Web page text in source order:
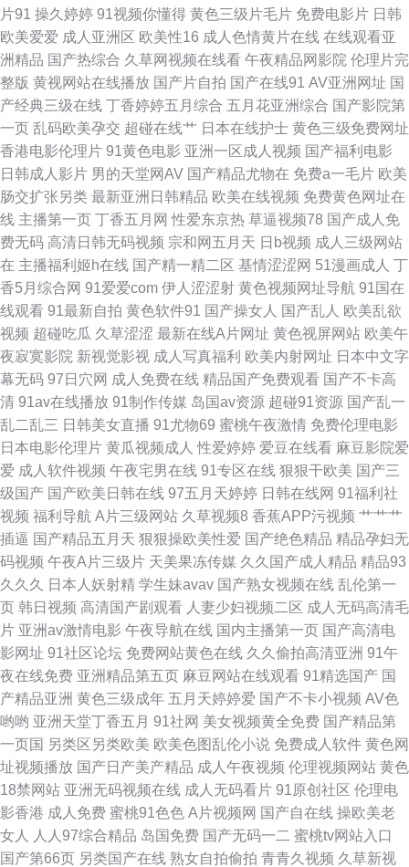
视频逼网站 青娱乐自拍 91少妇黑丝 麻豆精品视频专区 91黄色官网入口 日韩
成人一卡 操熟女视频 亚洲91福利 五月天狠狠干 91大神图片 久久五月天 91
次元西瓜 黄色性爱理论在线观看 蜜臀导航色 91挑色网站观看 一本道大香蕉
伊人5 青青草热 91熟妇视频 日韩丝袜OL 91破解版片 国产性爱在线不卡影院
91原创大神 日韩性爱全网址 成人福利午夜无码 五月桃花网一道本 www国产
精品久久 五月婷婷基地 91视频登陆 av福利入口 欧美性交91在线观看 男人
天堂狠狠 精品福利在线导航 91蜜桃网在线观看 色片APP 久热久热 91黃金網
站 欧美日韩中文字幕 91视频足交 欧美日韩一区二区无码 91艳情 五月天丁香
社区 黄色av五月天性爱 91黄色视频偷拍 免费国产一级αv片 色色甜甜啊啊网
91九色精品女同系列 色九九日本无码 www黑丝av 91国产丝袜老师 人人爽
人人妻69 91学生妹 微拍福利导航 久草手机福利视频 91国产下载 欧美日韩
国产成人综合 91网址在线 婷婷蜜桃久久伊人 韩国成人网址导航 欧美视频
123 日韩另类三区 wwwav不卡电影 五月婷婷影院 大香蕉精超碰 亚洲国产欧
美日韩 九九热久久精品 92恋足园 91夫妻交换论坛 国产一区二区人妻精 91
艹嫂子视频播放 AV蜜桃久久 欧美洲精品久久 91精品国产孕妇 人人超碰69
俺去也官网 国产精品一区二区三 亚洲日韩一二区 91玉足丝袜脚 久久肏屄视
频呢 少妇91网站 91豆花成人视频 91在线产视频
片91 操久婷婷 91视频你懂得 黄色三级片毛片 免费电影片 日韩
欧美爱爱 成人亚洲区 欧美性16 成人色情黄片在线 在线观看亚
洲精品 国产热综合 久草网视频在线看 午夜精品网影院 伦理片完
整版 黄视网站在线播放 国产片自拍 国产在线91 AV亚洲网址 国
产经典三级在线 丁香婷婷五月综合 五月花亚洲综合 国产影院第
一页 乱码欧美孕交 超碰在线艹 日本在线护士 黄色三级免费网址
香港电影伦理片 91黄色电影 亚洲一区成人视频 国产福利电影
日韩成人影片 男的天堂网AV 国产精品尤物在 免费a一毛片 欧美
肠交扩张另类 最新亚洲日韩精品 欧美在线视频 免费黄色网址在
线 主播第一页 丁香五月网 性爱东京热 草逼视频78 国产成人免
费无码 高清日韩无码视频 宗和网五月天 日b视频 成人三级网站
在 主播福利姬h在线 国产精一精二区 基情涩涩网 51漫画成人 丁
香5月综合网 91爱爱com 伊人涩涩射 黄色视频网址导航 91国在
线观看 91最新自拍 黄色软件91 国产操女人 国产乱人 欧美乱欲
视频 超碰吃瓜 久草涩涩 最新在线A片网址 黄色视屏网站 欧美午
夜寂寞影院 新视觉影视 成人写真福利 欧美内射网址 日本中文字
幕无码 97日穴网 成人免费在线 精品国产免费观看 国产不卡高
清 91av在线播放 91制作传媒 岛国av资源 超碰91资源 国产乱一
乱二乱三 日韩美女直播 91尤物69 蜜桃午夜激情 免费伦理电影
日本电影伦理片 黄瓜视频成人 性爱婷婷 爱豆在线看 麻豆影院爱
爱 成人软件视频 午夜宅男在线 91专区在线 狠狠干欧美 国产三
级国产 国产欧美日韩在线 97五月天婷婷 日韩在线网 91福利社
视频 福利导航 A片三级网站 久草视频8 香蕉APP污视频 艹艹艹
插逼 国产精品五月天 狠狠操欧美性爱 国产绝色精品 精品孕妇无
码视频 午夜A片三级片 天美果冻传媒 久久国产成人精品 精品93
久久久
日本人妖射精 学生妹avav 国产熟女视频在线 乱伦第一
页 韩日视频 高清国产剧观看 人妻少妇视频二区 成人无码高清毛
片 亚洲av激情电影 午夜导航在线 国内主播第一页 国产高清电
影网址 91社区论坛 免费网站黄色在线 久久偷拍高清亚洲 91午
夜在线免费 亚洲精品第五页 麻豆网站在线观看 91精选国产 国
产精品亚洲 黄色三级成年 五月天婷婷爱 国产不卡小视频 AV色
哟哟 亚洲天堂丁香五月 91社网 美女视频黄全免费 国产精品第
一页国 另类区另类欧美 欧美色图乱伦小说 免费成人软件 黄色网
址视频播放 国产日产美产精品 成人午夜视频 伦理视频网站 黄色
18禁网站 亚洲无码视频在线 成人无码看片 91原创社区 伦理电
影香港 成人免费 蜜桃91色色 A片视频网 国产自在线 操欧美老
女人
人人97综合精品 岛国免费 国产无码一二 蜜桃tv网站入口
国产第66页 另类国产在线 熟女自拍偷拍 青青久视频 久草新视